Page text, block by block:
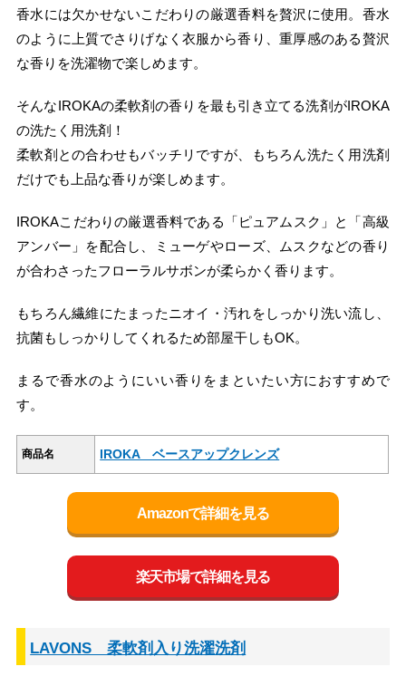
香水には欠かせないこだわりの厳選香料を贅沢に使用。香水
のように上質でさりげなく衣服から香り、重厚感のある贅沢
な香りを洗濯物で楽しめます。
そんなIROKAの柔軟剤の香りを最も引き立てる洗剤がIROKA
の洗たく用洗剤！
柔軟剤との合わせもバッチリですが、もちろん洗たく用洗剤
だけでも上品な香りが楽しめます。
IROKAこだわりの厳選香料である 「ピュアムスク」と
「高級
アンバー」を配合し、ミューゲやローズ、ムスクなどの香り
が合わさったフローラルサボンが柔らかく香ります。
もちろん繊維にたまったニオイ・汚れをしっかり洗い流し、
抗菌もしっかりしてくれるため部屋干しもOK。
まるで香水のようにいい香りをまといたい方におすすめで
す。
商品名 IROKA ベースアップクレンズ
Amazonで詳細を見る
楽天市場で詳細を見る
LAVONS 柔軟剤入り洗濯洗剤